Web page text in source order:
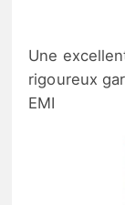
Une
rigoureux
EMI